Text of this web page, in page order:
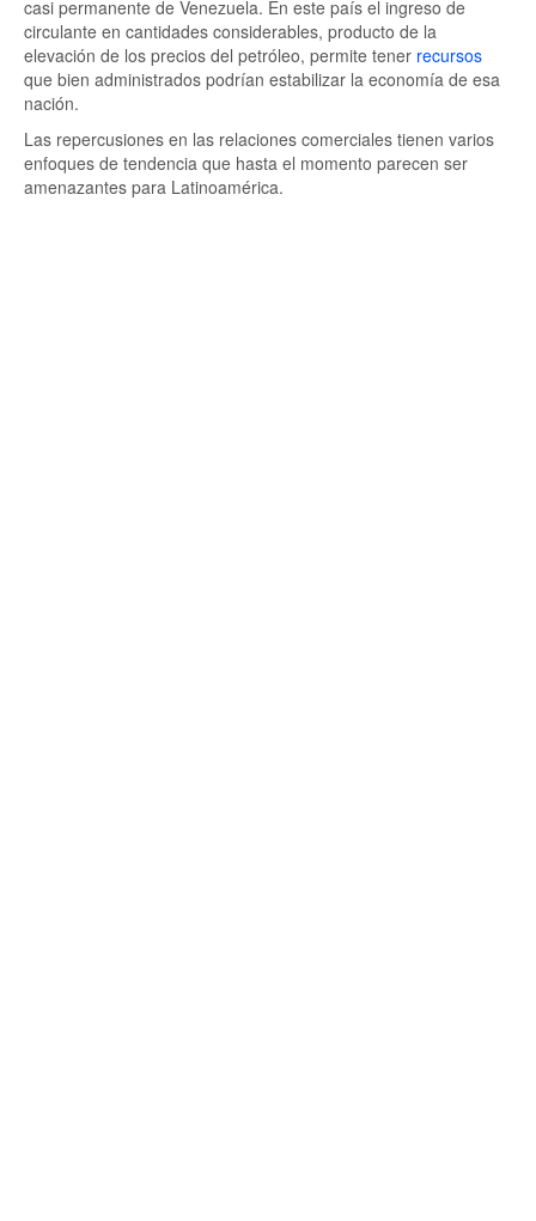
casi permanente de Venezuela. En este país el ingreso de
circulante en cantidades considerables, producto de la
elevación de los precios del petróleo, permite tener recursos
que bien administrados podrían estabilizar la economía de esa
nación.
Las repercusiones en las relaciones comerciales tienen varios
enfoques de tendencia que hasta el momento parecen ser
amenazantes para Latinoamérica.